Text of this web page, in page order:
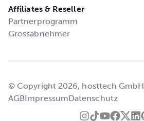
Affiliates & Reseller
Partnerprogramm
Grossabnehmer
© Copyright 2026, hosttech GmbH
AGBImpressumDatenschutz